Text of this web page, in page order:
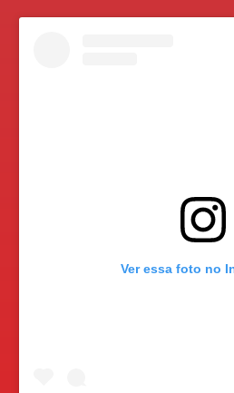
Ver essa foto no